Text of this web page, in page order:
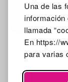
Una de las
información
llamada
En https://
para varias
Facebook
Aviso legal